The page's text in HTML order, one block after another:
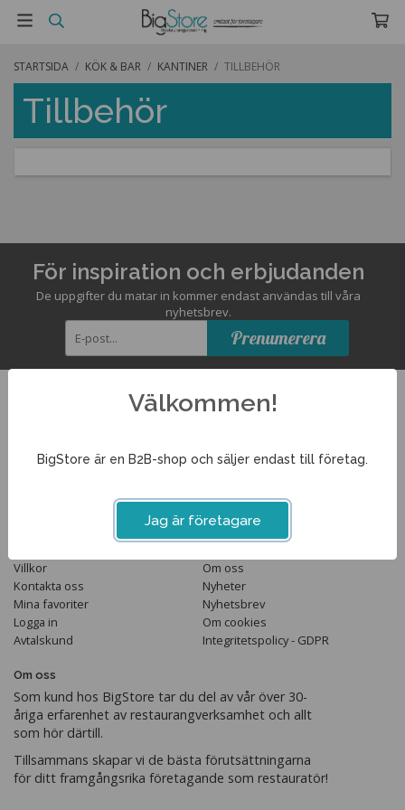
STARTSIDA / KÖK & BAR / KANTINER / TILLBEHÖR
Tillbehör
För inspiration och erbjudanden
De uppgifter du matar in kommer endast användas till våra
nyhetsbrev.
Prenumerera
Följ oss
Villkor
Kontakta oss
Mina favoriter
Logga in
Avtalskund
Information
Om oss
Nyheter
Nyhetsbrev
Om cookies
Integritetspolicy - GDPR
Om oss
Som kund hos BigStore tar du del av vår över 30-
åriga erfarenhet av restaurangverksamhet och allt
som hör därtill.
Tillsammans skapar vi de bästa förutsättningarna
för ditt framgångsrika företagande som restauratör!
Välkommen!
BigStore är en B2B-shop och säljer endast till företag.
Jag är företagare